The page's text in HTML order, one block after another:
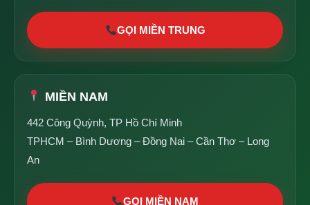
GỌI MIỀN TRUNG
MIỀN NAM
442 Công Quỳnh, TP Hồ Chí Minh
TPHCM – Bình Dương – Đồng Nai – Cần Thơ – Long
An
GỌI MIỀN NAM